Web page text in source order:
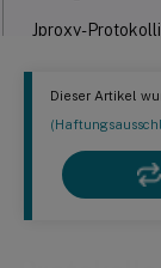
Dieser Artikel
Jproxy-
HDX
-
Protokollsammlung
Fehlerbehebung